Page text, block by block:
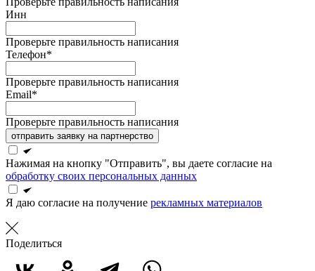
Инн
Проверьте правильность написания
Телефон*
Проверьте правильность написания
Email*
Проверьте правильность написания
отправить заявку на партнерство
Нажимая на кнопку "Отправить", вы даете согласие на
обработку своих персональных данных
Я даю согласие на получение рекламных материалов
Поделиться